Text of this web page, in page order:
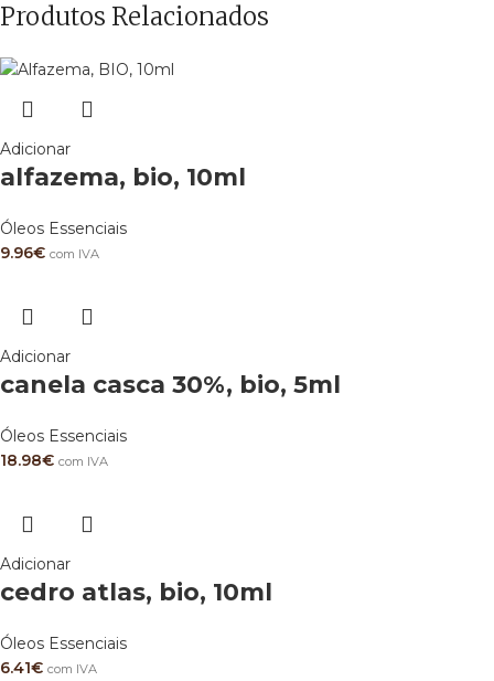
Produtos Relacionados
Adicionar
alfazema, bio, 10ml
Óleos Essenciais
9.96€ com IVA
Adicionar
canela casca 30%, bio, 5ml
Óleos Essenciais
18.98€ com IVA
Adicionar
cedro atlas, bio, 10ml
Óleos Essenciais
6.41€ com IVA